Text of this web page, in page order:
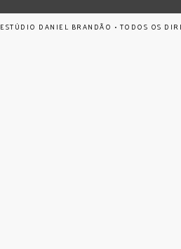
ESTÚDIO DANIEL BRANDÃO • TODOS OS